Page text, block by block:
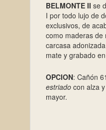
BELMONTE II se
I por todo lujo de
exclusivos, de
como maderas de
carcasa
mate y grabado
OPCION: Cañón
estriadocon alza
mayor.